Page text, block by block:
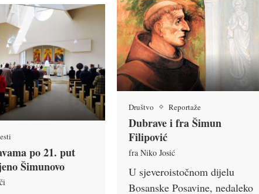
Društvo Reportaže
Dubrave i fra Šimun
Filipović
fra Niko Josić
U sjeveroistočnom dijelu
Bosanske Posavine, nedaleko
po 21. put
Šimunovo